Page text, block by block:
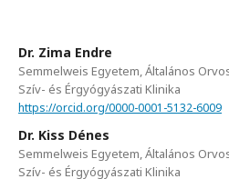
Dr. Zima Endre
Semmelweis Egyetem, Általános
Szív- és Érgyógyászati Klinika
https://orcid.org/0000-0001-5132-6009
Dr. Kiss Dénes
Semmelweis Egyetem, Általános
Szív- és Érgyógyászati Klinika